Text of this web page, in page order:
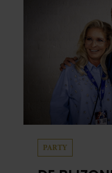
PARTY